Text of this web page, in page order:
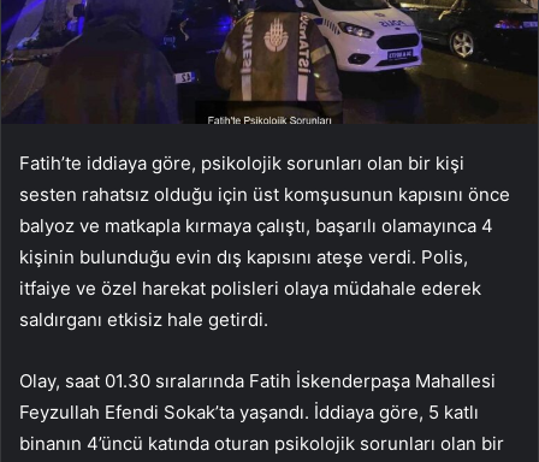
Fatih’te iddiaya göre, psikolojik sorunları olan bir kişi
sesten rahatsız olduğu için üst komşusunun kapısını önce
balyoz ve matkapla kırmaya çalıştı, başarılı olamayınca 4
kişinin bulunduğu evin dış kapısını ateşe verdi. Polis,
itfaiye ve özel harekat polisleri olaya müdahale ederek
saldırganı etkisiz hale getirdi.
Olay, saat 01.30 sıralarında Fatih İskenderpaşa Mahallesi
Feyzullah Efendi Sokak’ta yaşandı. İddiaya göre, 5 katlı
binanın 4’üncü katında oturan psikolojik sorunları olan bir